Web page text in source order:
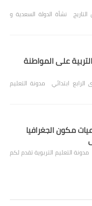
نشأة الدولة السعدية و
على المواطنة
ابتدائي مدونة التعليم
مكون الجغرافيا
التعليم التربوية تقدم لكم